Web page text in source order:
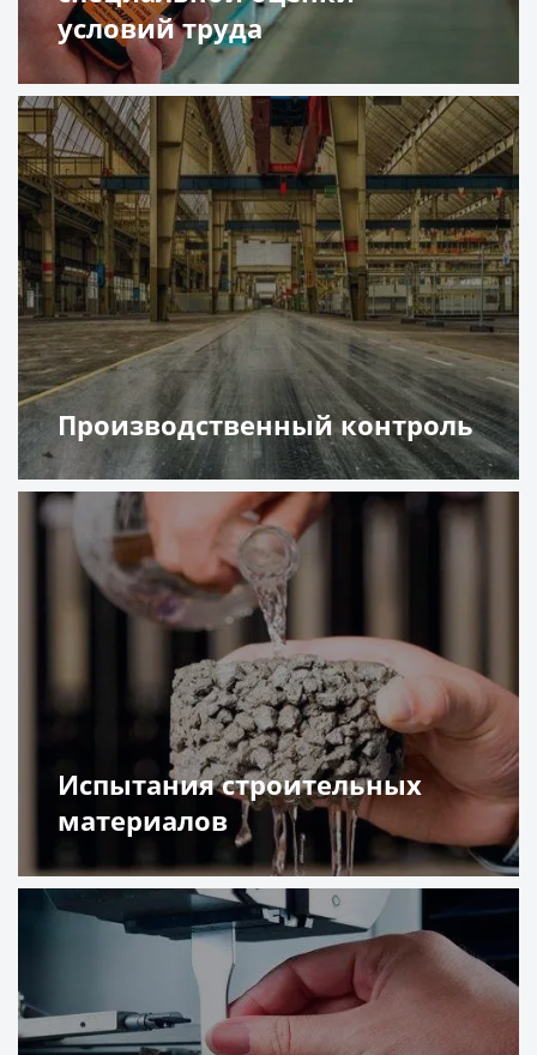
условий труда
Подробнее
Производственный контроль
Подробнее
Испытания строительных
материалов
Подробнее